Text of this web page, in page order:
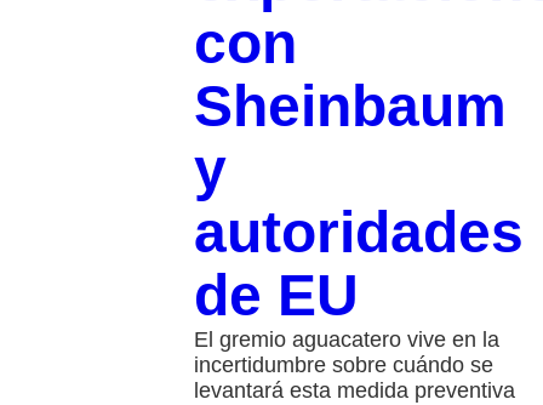
con
Sheinbaum
y
autoridades
de EU
El gremio aguacatero vive en la
incertidumbre sobre cuándo se
levantará esta medida preventiva